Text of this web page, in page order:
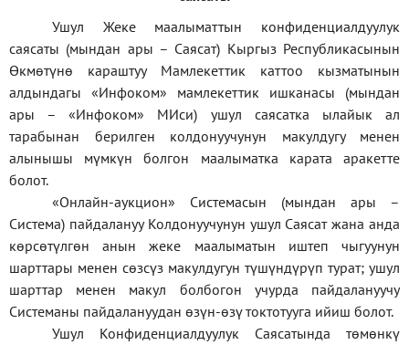
Ушул Жеке маалыматтын конфиденциалдуулук
саясаты (мындан ары – Саясат) Кыргыз Республикасынын
Өкмөтүнө караштуу Мамлекеттик каттоо кызматынын
алдындагы «Инфоком» мамлекеттик ишканасы (мындан
ары –«Инфоком» МИси) ушул саясатка ылайык ал
тарабынан берилген колдонуучунун макулдугу менен
алынышы мүмкүн болгон маалыматка карата аракетте
болот.
«Онлайн-аукцион» Системасын (мындан ары –
Система) пайдалануу Колдонуучунун ушул Саясат жана анда
көрсөтүлгөн анын жеке маалыматын иштеп чыгуунун
шарттары менен сөзсүз макулдугун түшүндүрүп турат; ушул
шарттар менен макул болбогон учурда пайдалануучу
Системаны пайдалануудан өзүн-өзү токтотууга ийиш болот.
Ушул Конфиденциалдуулук Саясатында төмөнкү